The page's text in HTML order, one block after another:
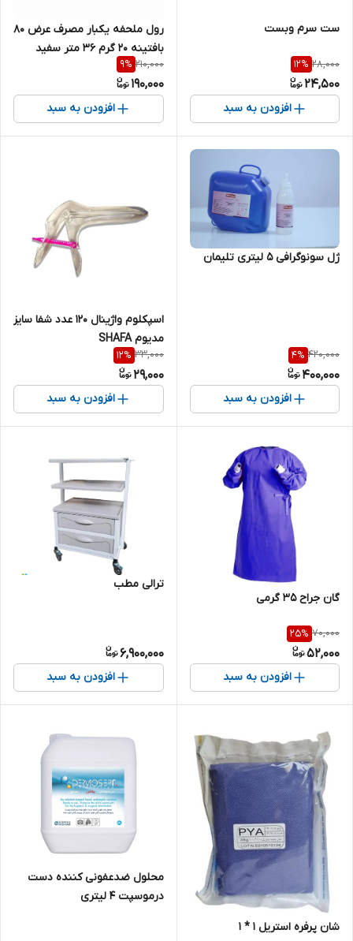
ست سرم وبست
28,000
12%
24,500
افزودن به سبد
رول ملحفه یکبار مصرف عرض 80
بافتینه 20 گرم 36 متر سفید
210,000
9%
190,000
افزودن به سبد
ژل سونوگرافی 5 لیتری تلیمان
420,000
4%
400,000
افزودن به سبد
اسپکلوم واژینال 120 عدد شفا سایز
مدیوم SHAFA
33,000
12%
29,000
افزودن به سبد
گان جراح 35 گرمی
70,000
25%
52,000
افزودن به سبد
ترالی مطب
6,900,000
افزودن به سبد
شان پرفره استریل 1 * 1
محلول ضدعفونی کننده دست
درموسپت 4 لیتری